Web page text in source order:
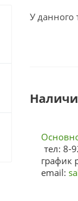
У данного
тел: 8-
график
email: